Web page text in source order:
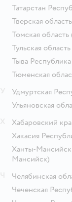
Татарстан
Тверская область
Томская область
Тульская область
Тыва Республика
Тюменская
Удмуртская
Ульяновская
Хабаровский
Хакасия
Ханты-
Мансийск)
Челябинская
Чеченская